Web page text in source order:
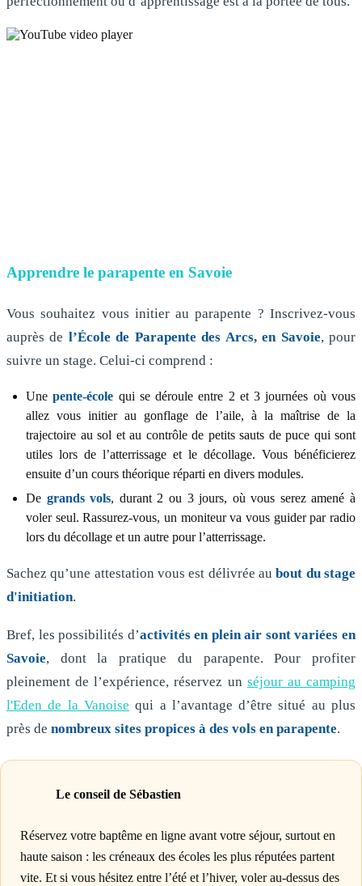
Apprendre le parapente en Savoie
Vous souhaitez vous initier au parapente ? Inscrivez-vous
auprès de l’École de Parapente des Arcs, en Savoie, pour
suivre un stage. Celui-ci comprend :
Unepente-école qui se déroule entre 2 et 3 journées où vous
allez vous initier au gonflage de l’aile, à la maîtrise de la
trajectoire au sol et au contrôle de petits sauts de puce qui sont
utiles lors de l’atterrissage et le décollage. Vous bénéficierez
ensuite d’un cours théorique réparti en divers modules.
De grands vols, durant 2 ou 3 jours, où vous serez amené à
voler seul. Rassurez-vous, un moniteur va vous guider par radio
lors du décollage et un autre pour l’atterrissage.
Sachez qu’une attestation vous est délivrée aubout du stage
d'initiation.
Bref, les possibilités d’activités en plein air sont variées en
Savoie, dont la pratique du parapente. Pour profiter
pleinement de l’expérience, réservez un séjour au camping
l'Eden de la Vanoise qui a l’avantage d’être situé au plus
près de nombreux sites propices à des vols en parapente.
Le conseil de Sébastien
Réservez votre baptême en ligne avant votre séjour, surtout en
haute saison : les créneaux des écoles les plus réputées partent
vite. Et si vous hésitez entre l’été et l’hiver, voler au-dessus des